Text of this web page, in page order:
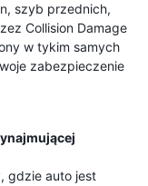
szyb przednich,
Collision Damage
w tykim samych
zabezpieczenie
gdzie auto jest